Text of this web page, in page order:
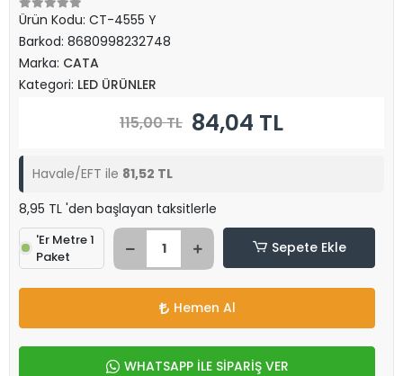
Ürün Kodu: CT-4555 Y
Barkod: 8680998232748
Marka: CATA
Kategori: LED ÜRÜNLER
115,00 TL 84,04 TL
Havale/EFT ile 81,52 TL
8,95 TL 'den başlayan taksitlerle
'Er Metre 1
Paket
Sepete Ekle
Hemen Al
WHATSAPP İLE SİPARİŞ VER